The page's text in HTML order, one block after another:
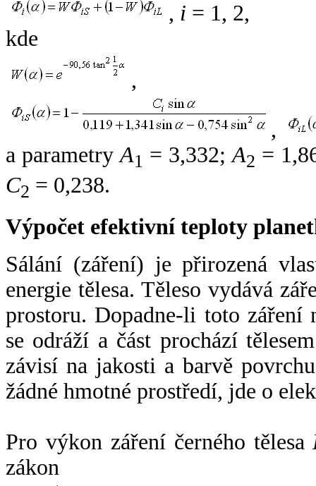
, i = 1, 2,
kde
,
,
a parametryA1 = 3,332;A2 =
C2 = 0,238.
Výpočet efektivní teploty
Sálání (záření) je přirozená
energie tělesa. Těleso vydává
prostoru. Dopadne-li toto záření
se odráží a část prochází
závisí na jakosti a barvě
žádné hmotné prostředí, jde o
Pro výkon záření černého tělesa
zákon